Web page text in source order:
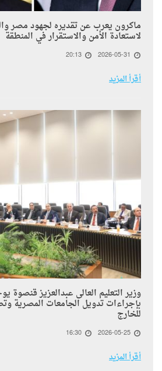
ماكرون يعرب عن تقديره لجهود مصر
لاستعادة الأمن والاستقرار في المنطقة
2026-05-31
20:13
أقرأ المزيد
وزير التعليم العالى عبدالعزيز قنصوة
بإجراءات تدويل الجامعات المصرية
للخارج
2026-05-25
16:30
أقرأ المزيد